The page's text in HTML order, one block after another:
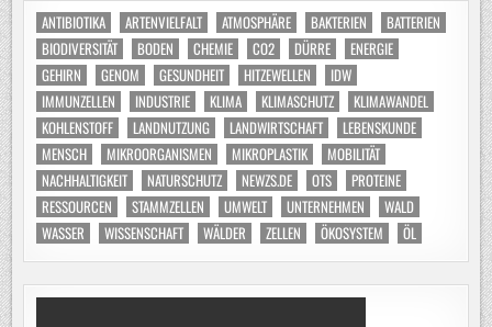
ANTIBIOTIKA ARTENVIELFALT ATMOSPHÄRE BAKTERIEN
BATTERIEN
BIODIVERSITÄT
BODEN CHEMIE CO2 DÜRRE
ENERGIE
GEHIRN
GENOM GESUNDHEIT HITZEWELLEN
IDW
IMMUNZELLEN
INDUSTRIE KLIMA KLIMASCHUTZ
KLIMAWANDEL
KOHLENSTOFF
LANDNUTZUNG LANDWIRTSCHAFT
LEBENSKUNDE
MENSCH
MIKROORGANISMEN MIKROPLASTIK
MOBILITÄT
NACHHALTIGKEIT
NATURSCHUTZ NEWZS.DE OTS
PROTEINE
RESSOURCEN
STAMMZELLEN UMWELT UNTERNEHMEN
WALD
WASSER
WISSENSCHAFT WÄLDER ZELLEN ÖKOSYSTEM ÖL